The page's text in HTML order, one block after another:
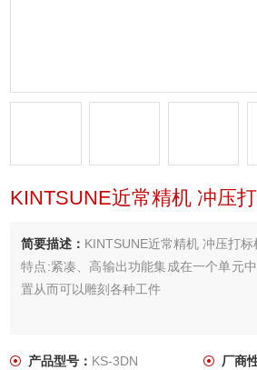
KINTSUNE近常精机 冲压
简要描述： KINTSUNE近常精机 冲压打
特点:紧凑、高输出功能集成在一个单元
置从而可以雕刻各种工件
产品型号： KS-3DN 厂商